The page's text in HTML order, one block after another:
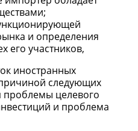
и определения
его участников,
иностранных
следующих
проблемы целевого
и проблема